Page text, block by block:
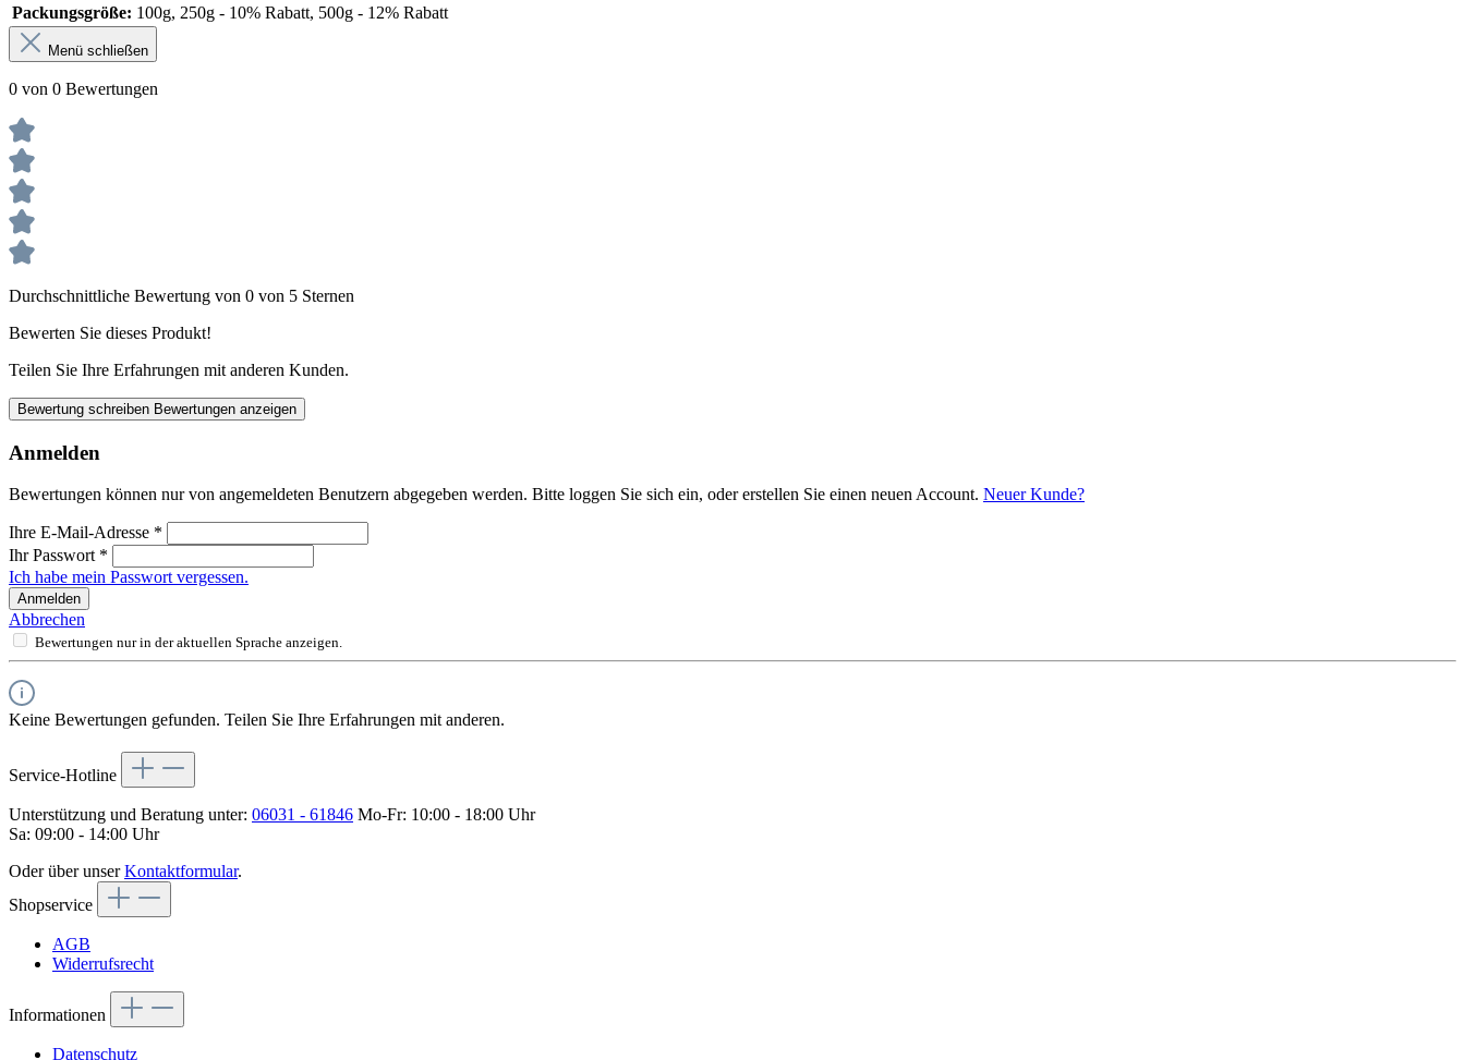
Packungsgröße: 100g, 250g - 10% Rabatt, 500g - 12% Rabatt
Menü schließen
0 von 0 Bewertungen
Durchschnittliche Bewertung von 0 von 5 Sternen
Bewerten Sie dieses Produkt!
Teilen Sie Ihre Erfahrungen mit anderen Kunden.
Bewertung schreiben Bewertungen anzeigen
Anmelden
Bewertungen können nur von angemeldeten Benutzern abgegeben werden. Bitte loggen Sie sich ein, oder erstellen Sie einen neuen Account. Neuer Kunde?
Ihre E-Mail-Adresse *
Ihr Passwort *
Ich habe mein Passwort vergessen.
Anmelden
Abbrechen
Bewertungen nur in der aktuellen Sprache anzeigen.
Keine Bewertungen gefunden. Teilen Sie Ihre Erfahrungen mit anderen.
Service-Hotline
Unterstützung und Beratung unter: 06031 - 61846 Mo-Fr: 10:00 - 18:00 Uhr
Sa: 09:00 - 14:00 Uhr
Oder über unserKontaktformular.
Shopservice
AGB
Widerrufsrecht
Informationen
Datenschutz